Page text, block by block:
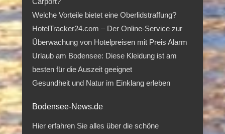
Welche Vorteile bietet eine Oberlidstraffung?
HotelTracker24.com – Der Online-Service zur
Überwachung von Hotelpreisen mit Preis Alarm
Urlaub am Bodensee: Diese Kleidung ist am
besten für die Auszeit geeignet
Gesundheit und Natur im Einklang erleben
Bodensee-News.de
Hier erfahren Sie alles über die schöne